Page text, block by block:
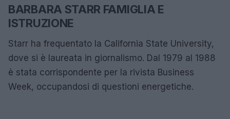
BARBARA STARR FAMIGLIA E
ISTRUZIONE
Starr ha frequentato la California State University,
dove si è laureata in giornalismo. Dal 1979 al 1988
è stata corrispondente per la rivista Business
Week, occupandosi di questioni energetiche.